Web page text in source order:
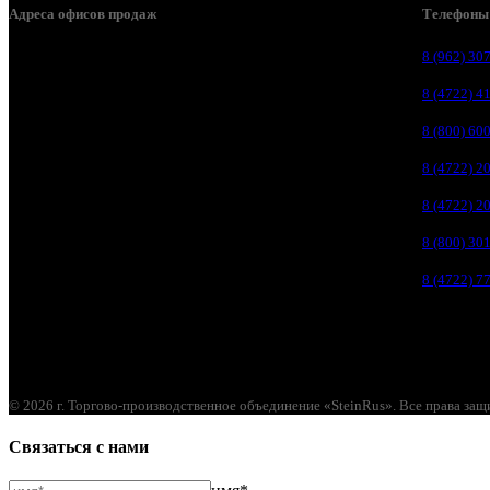
Адреса офисов продаж Телефоны
8 (962)
8 (4722)
8 (800)
8 (4722)
8 (4722)
8 (800)
8 (4722)
© 2026 г. Торгово-производственное объединение «SteinRus». Все права
Связаться с нами